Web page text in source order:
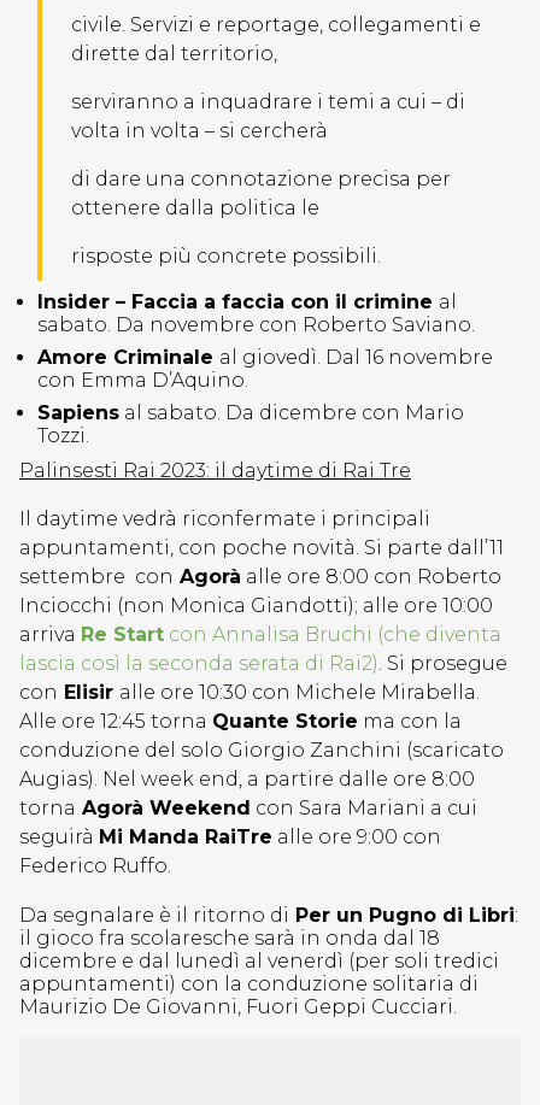
civile. Servizi e reportage, collegamenti e
dirette dal territorio,
serviranno a inquadrare i temi a cui – di
volta in volta – si cercherà
di dare una connotazione precisa per
ottenere dalla politica le
risposte più concrete possibili.
Insider – Faccia a faccia con il crimine al
sabato. Da novembre con Roberto Saviano.
Amore Criminale al giovedì. Dal 16 novembre
con Emma D’Aquino.
Sapiens al sabato. Da dicembre con Mario
Tozzi.
Palinsesti Rai 2023: il daytime di Rai Tre
Il daytime vedrà riconfermate i principali
appuntamenti, con poche novità. Si parte dall’11
settembre con Agorà alle ore 8:00 con Roberto
Inciocchi (non Monica Giandotti); alle ore 10:00
arriva Re Start con Annalisa Bruchi (che diventa
lascia così la seconda serata di Rai2). Si prosegue
con Elisir alle ore 10:30 con Michele Mirabella.
Alle ore 12:45 torna Quante Storie ma con la
conduzione del solo Giorgio Zanchini (scaricato
Augias). Nel week end, a partire dalle ore 8:00
torna Agorà Weekend con Sara Mariani a cui
seguirà Mi Manda RaiTre alle ore 9:00 con
Federico Ruffo.
Da segnalare è il ritorno di Per un Pugno di Libri:
il gioco fra scolaresche sarà in onda dal 18
dicembre e dal lunedì al venerdì (per soli tredici
appuntamenti) con la conduzione solitaria di
Maurizio De Giovanni, Fuori Geppi Cucciari.